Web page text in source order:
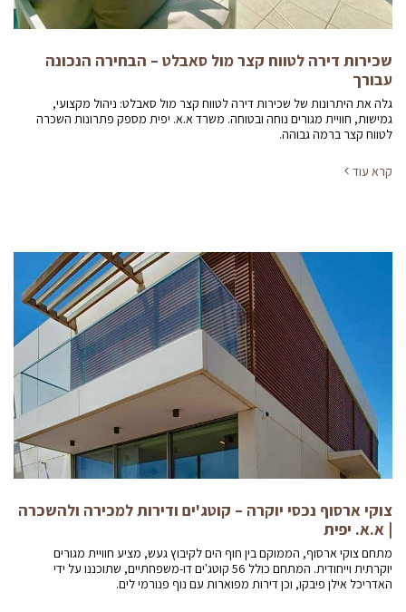
שכירות דירה לטווח קצר מול סאבלט – הבחירה הנכונה
עבורך
גלה את היתרונות של שכירות דירה לטווח קצר מול סאבלט: ניהול מקצועי,
גמישות, חוויית מגורים נוחה ובטוחה. משרד א.א. יפית מספק פתרונות השכרה
לטווח קצר ברמה גבוהה.
קרא עוד
צוקי ארסוף נכסי יוקרה – קוטג'ים ודירות למכירה ולהשכרה
| א.א. יפית
מתחם צוקי ארסוף, הממוקם בין חוף הים לקיבוץ געש, מציע חוויית מגורים
יוקרתית וייחודית. המתחם כולל 56 קוטג'ים דו-משפחתיים, שתוכננו על ידי
האדריכל אילן פיבקו, וכן דירות מפוארות עם נוף פנורמי לים.